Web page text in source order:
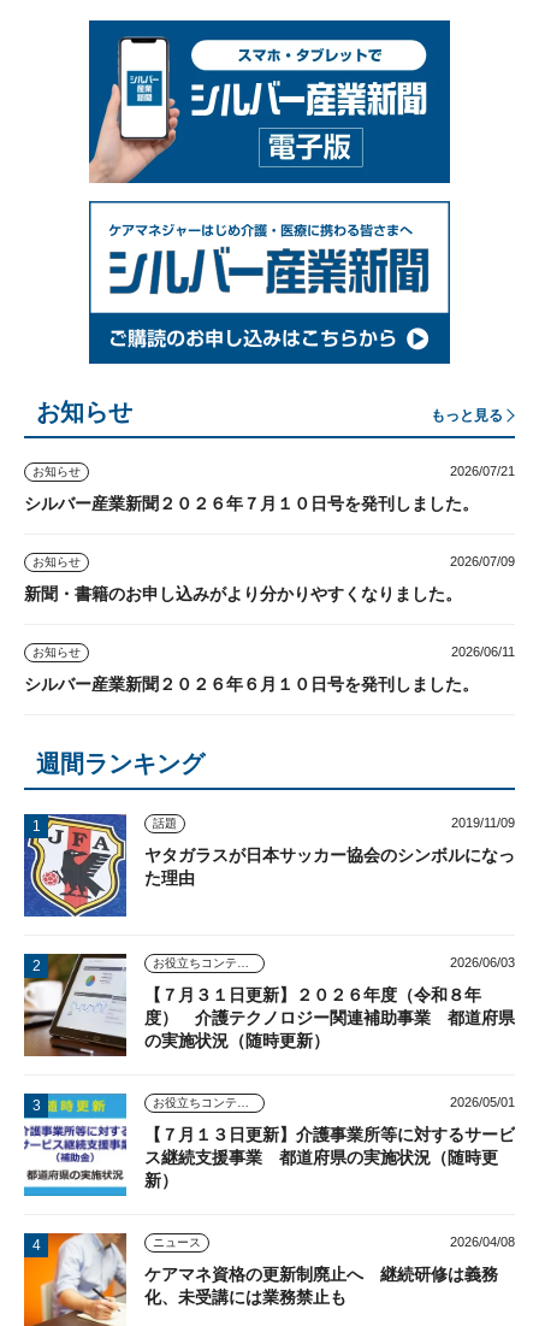
お知らせ もっと見る
お知らせ 2026/07/21
シルバー産業新聞２０２６年７月１０日号を発刊しました。
お知らせ 2026/07/09
新聞・書籍のお申し込みがより分かりやすくなりました。
お知らせ 2026/06/11
シルバー産業新聞２０２６年６月１０日号を発刊しました。
週間ランキング
話題 2019/11/09
ヤタガラスが日本サッカー協会のシンボルになっ
た理由
お役立ちコンテンツ 2026/06/03
【７月３１日更新】２０２６年度（令和８年
度） 介護テクノロジー関連補助事業 都道府県
の実施状況（随時更新）
お役立ちコンテンツ 2026/05/01
【７月１３日更新】介護事業所等に対するサービ
ス継続支援事業 都道府県の実施状況（随時更
新）
ニュース 2026/04/08
ケアマネ資格の更新制廃止へ 継続研修は義務
化、未受講には業務禁止も